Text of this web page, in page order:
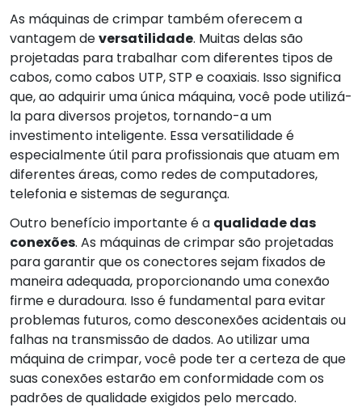
As máquinas de crimpar também oferecem a
vantagem deversatilidade. Muitas delas são
projetadas para trabalhar com diferentes tipos de
cabos, como cabos UTP, STP e coaxiais. Isso significa
que, ao adquirir uma única máquina, você pode utilizá-
la para diversos projetos, tornando-a um
investimento inteligente. Essa versatilidade é
especialmente útil para profissionais que atuam em
diferentes áreas, como redes de computadores,
telefonia e sistemas de segurança.
Outro benefício importante é a qualidade das
conexões. As máquinas de crimpar são projetadas
para garantir que os conectores sejam fixados de
maneira adequada, proporcionando uma conexão
firme e duradoura. Isso é fundamental para evitar
problemas futuros, como desconexões acidentais ou
falhas na transmissão de dados. Ao utilizar uma
máquina de crimpar, você pode ter a certeza de que
suas conexões estarão em conformidade com os
padrões de qualidade exigidos pelo mercado.